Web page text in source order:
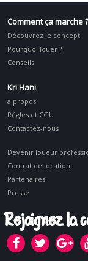
Comment ça marche
Découvrez le concept
Pourquoi louer ?
Conseils
Kri Hani
à propos
Régles et CGU
Contactez-nous
Devenir loueur
Contrat de location
Partenaires
Presse
Rejoignez la